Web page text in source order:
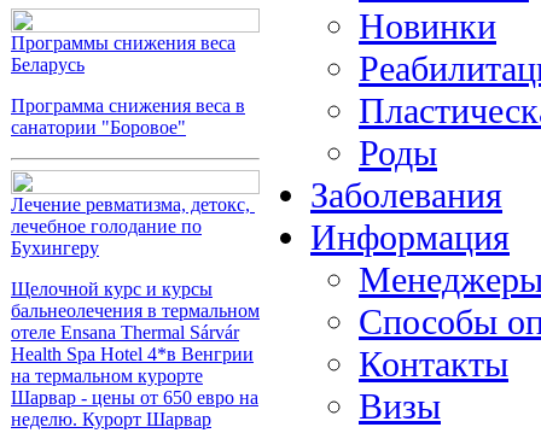
Программы снижения веса
Беларусь
Программа снижения веса в
санатории "Боровое"
Лечение ревматизма, детокс,
лечебное голодание по
Бухингеру
Щелочной курс и курсы
бальнеолечения в термальном
отеле Ensana Thermal Sárvár
Health Spa Hotel 4*в Венгрии
на термальном курорте
Шарвар - цены от 650 евро на
неделю. Курорт Шарвар
Новинки
Роды
Заболевания
Информация
Способы
Контакты
Визы